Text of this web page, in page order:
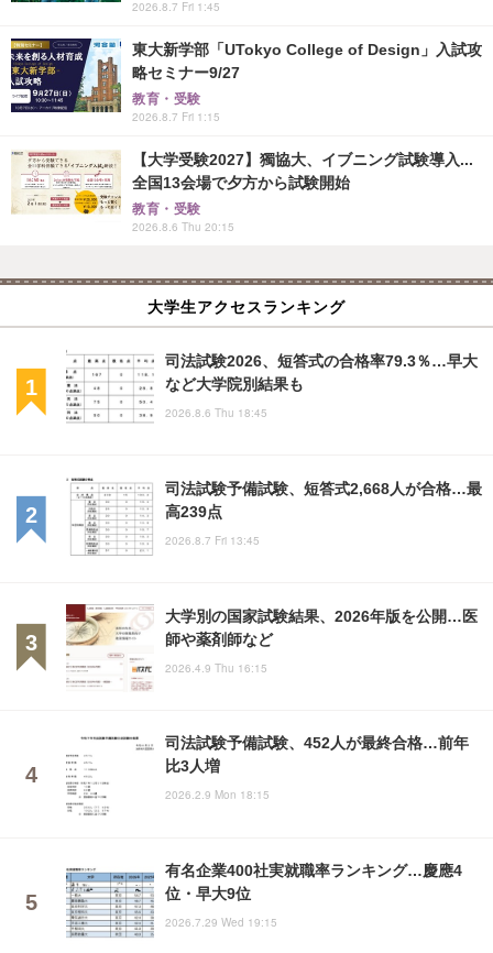
2026.8.7 Fri 1:45
東大新学部「UTokyo College of Design」入試攻
略セミナー9/27
教育・受験
2026.8.7 Fri 1:15
【大学受験2027】獨協大、イブニング試験導入...
全国13会場で夕方から試験開始
教育・受験
2026.8.6 Thu 20:15
大学生アクセスランキング
司法試験2026、短答式の合格率79.3％…早大
など大学院別結果も
2026.8.6 Thu 18:45
司法試験予備試験、短答式2,668人が合格…最
高239点
2026.8.7 Fri 13:45
大学別の国家試験結果、2026年版を公開…医
師や薬剤師など
2026.4.9 Thu 16:15
司法試験予備試験、452人が最終合格…前年
比3人増
2026.2.9 Mon 18:15
有名企業400社実就職率ランキング…慶應4
位・早大9位
2026.7.29 Wed 19:15